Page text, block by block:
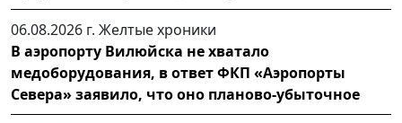
06.08.2026 г. Желтые хроники
В аэропорту Вилюйска не хватало
медоборудования, в ответ ФКП «Аэропорты
Севера» заявило, что оно планово-убыточное